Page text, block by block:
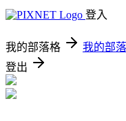
登入
我的部落格 我的部
登出